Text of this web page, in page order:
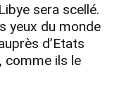
sera scellé.
yeux du monde
d’Etats
comme ils le